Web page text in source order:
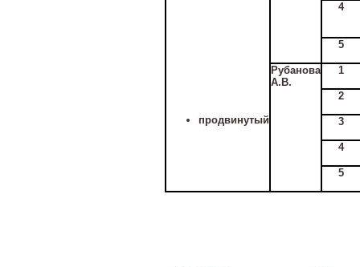
продвинутый
4
5
Рубанова
А.В.
1
2
3
4
5